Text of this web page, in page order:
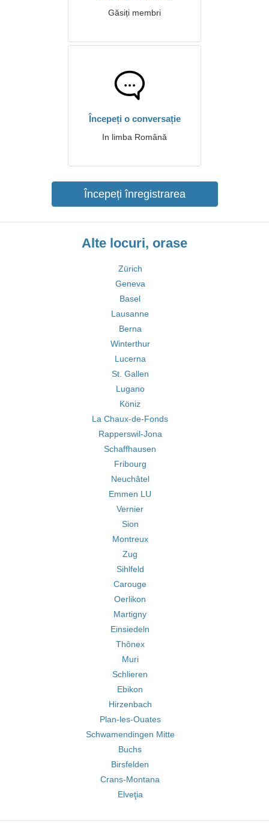
Găsiți membri
Începeți o conversație
In limba Română
Începeți înregistrarea
Alte locuri, orase
Zürich
Geneva
Basel
Lausanne
Berna
Winterthur
Lucerna
St. Gallen
Lugano
Köniz
La Chaux-de-Fonds
Rapperswil-Jona
Schaffhausen
Fribourg
Neuchâtel
Emmen LU
Vernier
Sion
Montreux
Zug
Sihlfeld
Carouge
Oerlikon
Martigny
Einsiedeln
Thônex
Muri
Schlieren
Ebikon
Hirzenbach
Plan-les-Ouates
Schwamendingen Mitte
Buchs
Birsfelden
Crans-Montana
Elveţia